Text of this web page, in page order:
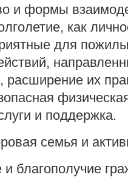
и формы
как
для
расширение их
и поддержка.
семья и
благополучие